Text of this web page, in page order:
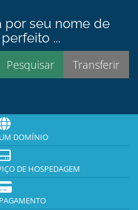
por seu nome de
...
DOMÍNIO
DE HOSPEDAGEM